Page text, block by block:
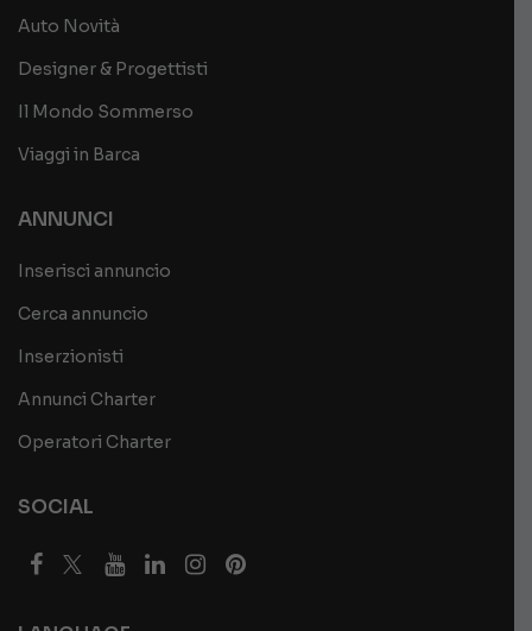
Auto Novità
Designer & Progettisti
Il Mondo Sommerso
Viaggi in Barca
ANNUNCI
Inserisci annuncio
Cerca annuncio
Inserzionisti
Annunci Charter
Operatori Charter
SOCIAL